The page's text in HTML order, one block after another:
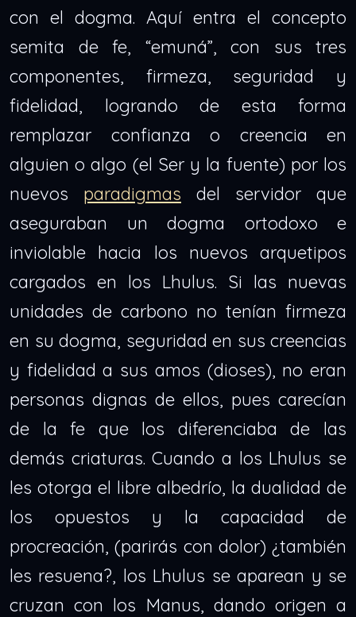
con el dogma. Aquí entra el concepto
semita de fe, “emuná”, con sus tres
componentes, firmeza, seguridad y
fidelidad, logrando de esta forma
remplazar confianza o creencia en
alguien o algo (el Ser y la fuente) por los
nuevos paradigmas del servidor que
aseguraban un dogma ortodoxo e
inviolable hacia los nuevos arquetipos
cargados en los Lhulus. Si las nuevas
unidades de carbono no tenían firmeza
en su dogma, seguridad en sus creencias
y fidelidad a sus amos (dioses), no eran
personas dignas de ellos, pues carecían
de la fe que los diferenciaba de las
demás criaturas. Cuando a los Lhulus se
les otorga el libre albedrío, la dualidad de
los opuestos y la capacidad de
procreación, (parirás con dolor) ¿también
les resuena?, los Lhulus se aparean y se
cruzan con los Manus, dando origen a